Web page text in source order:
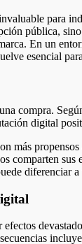
para
pública,
En un
esencial
compra.
digital
más
comparten sus
diferenciar